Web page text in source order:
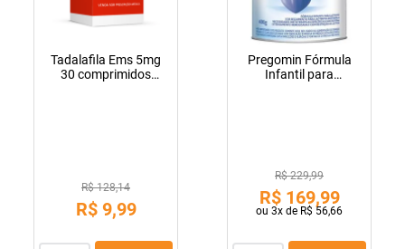
Tadalafila Ems 5mg
30 comprimidos
R$ 128,14
R$ 9,99
Pregomin Fórmula
Infantil para
R$ 229,99
R$ 169,99
ou 3x de R$ 56,66